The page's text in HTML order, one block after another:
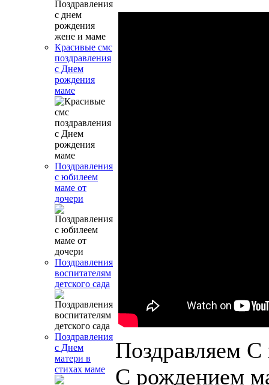
Красивые смс
поздравления
с Днем
рождения
маме
Поздравления
с юбилеем
маме от
дочери
Поздравления
воспитателям
детского сада
Поздравления
с Днем
матери в
стихах маме
Поздравляем
С рождением